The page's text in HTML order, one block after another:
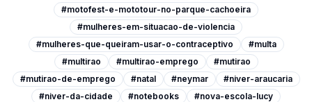
#motofest-e-mototour-no-parque-cachoeira
#mulheres-em-situacao-de-violencia
#mulheres-que-queiram-usar-o-contraceptivo
#multa
#multirao
#multirao-emprego
#mutirao
#mutirao-de-emprego
#natal #neymar
#niver-araucaria
#niver-da-cidade
#notebooks
#nova-escola-lucy